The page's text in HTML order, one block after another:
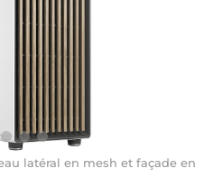
latéral en mesh et façade en